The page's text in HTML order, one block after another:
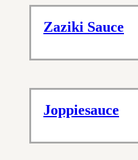
Zaziki Sauce
Joppiesauce